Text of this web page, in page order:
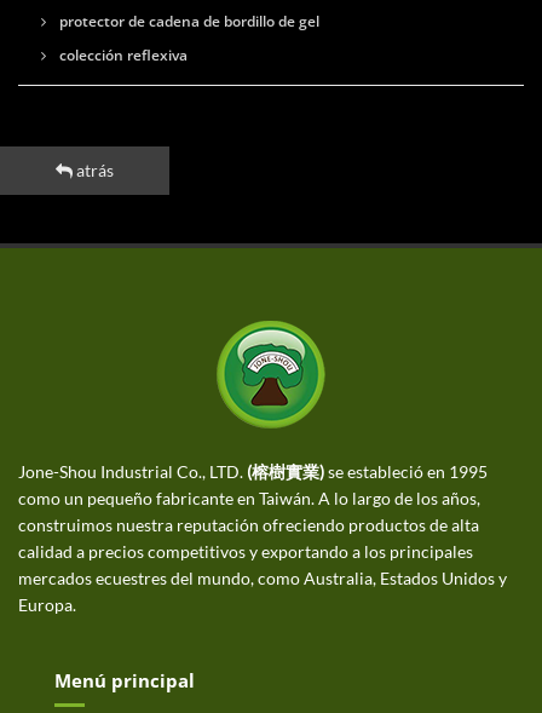
protector de cadena de bordillo de gel
colección reflexiva
atrás
Jone-Shou Industrial Co., LTD. (榕樹實業)se estableció en 1995
como un pequeño fabricante en Taiwán. A lo largo de los años,
construimos nuestra reputación ofreciendo productos de alta
calidad a precios competitivos y exportando a los principales
mercados ecuestres del mundo, como Australia, Estados Unidos y
Europa.
Menú principal